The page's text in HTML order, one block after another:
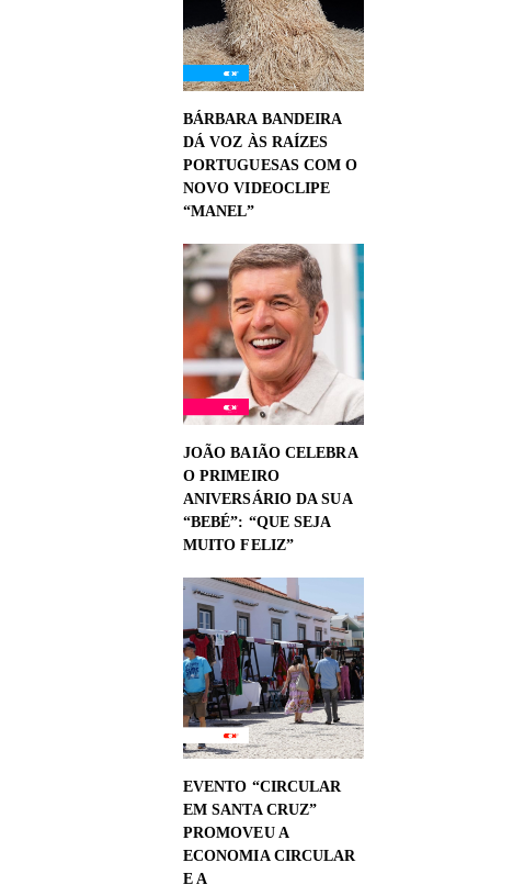
BÁRBARA BANDEIRA
DÁ VOZ ÀS RAÍZES
PORTUGUESAS COM O
NOVO VIDEOCLIPE
“MANEL”
JOÃO BAIÃO CELEBRA
O PRIMEIRO
ANIVERSÁRIO DA SUA
“BEBÉ”: “QUE SEJA
MUITO FELIZ”
EVENTO “CIRCULAR
EM SANTA CRUZ”
PROMOVEU A
ECONOMIA CIRCULAR
E A